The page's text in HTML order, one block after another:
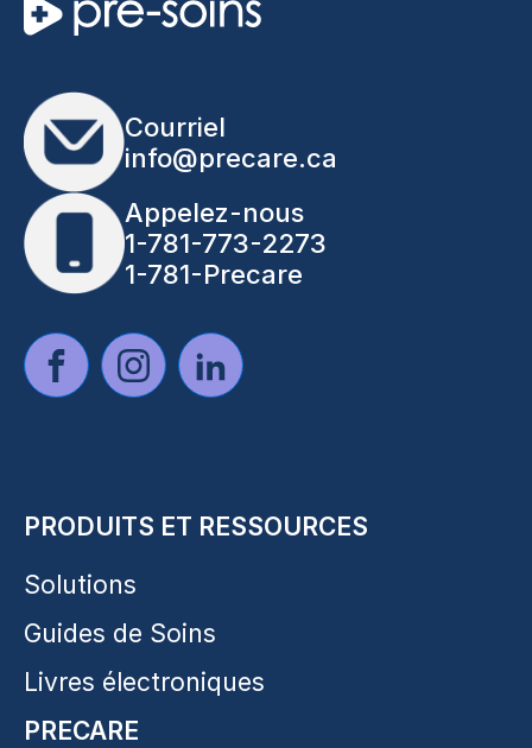
Courriel
info@precare.ca
Appelez-nous
1-781-773-2273
1-781-Precare
PRODUITS ET RESSOURCES
Solutions
Guides de Soins
Livres électroniques
PRECARE